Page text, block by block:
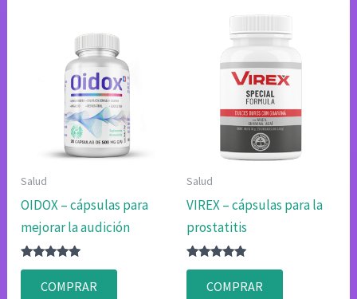
Salud
OIDOX – cápsulas para
mejorar la audición
Valorado
4.75COMPRAR
Salud
VIREX – cápsulas para la
prostatitis
Valorado
4.75COMPRAR